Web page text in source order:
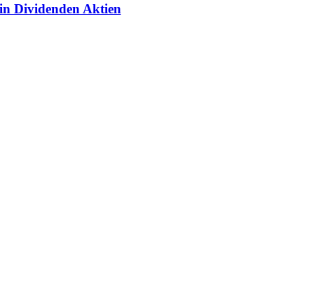
Dividenden Aktien